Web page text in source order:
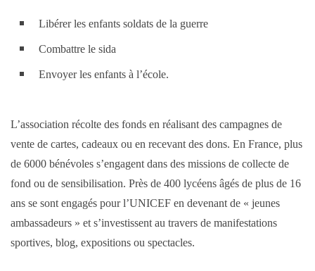
Libérer les enfants soldats de la guerre
Combattre le sida
Envoyer les enfants à l’école.
L’association récolte des fonds en réalisant des campagnes de
vente de cartes, cadeaux ou en recevant des dons. En France, plus
de 6000 bénévoles s’engagent dans des missions de collecte de
fond ou de sensibilisation. Près de 400 lycéens âgés de plus de 16
ans se sont engagés pour l’UNICEF en devenant de « jeunes
ambassadeurs » et s’investissent au travers de manifestations
sportives, blog, expositions ou spectacles.